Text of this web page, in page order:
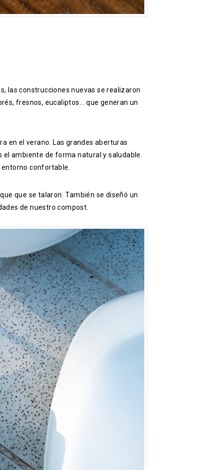
las construcciones nuevas se realizaron
fresnos, eucaliptos... que generan un
en el verano. Las grandes aberturas
ambiente de forma natural y saludable.
confortable.
que se talaron. También se diseñó un
de nuestro compost.